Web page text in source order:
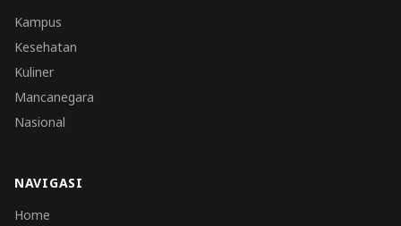
Kampus
Kesehatan
Kuliner
Mancanegara
Nasional
NAVIGASI
Home